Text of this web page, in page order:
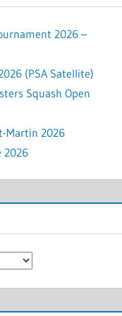
2026 –
(PSA Satellite)
Squash Open
Martin 2026
2026